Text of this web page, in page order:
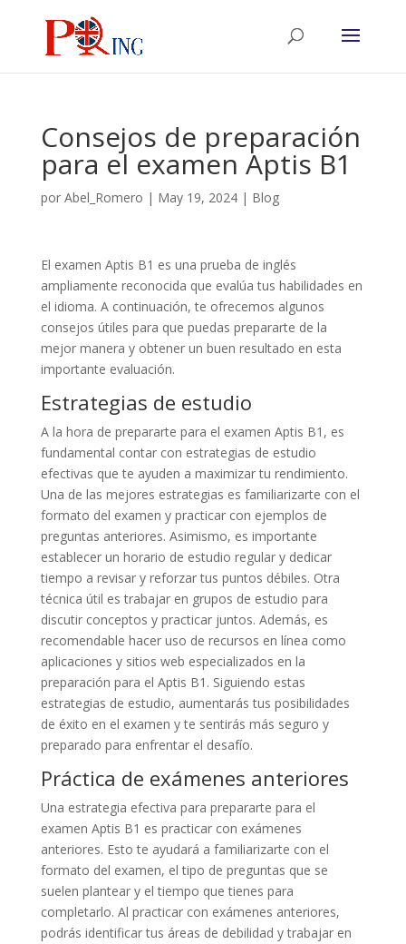
Consejos de preparación
para el examen Aptis B1
por Abel_Romero | May 19, 2024| Blog
El examen Aptis B1 es una prueba de inglés
ampliamente reconocida que evalúa tus habilidades en
el idioma. A continuación, te ofrecemos algunos
consejos útiles para que puedas prepararte de la
mejor manera y obtener un buen resultado en esta
importante evaluación.
Estrategias de estudio
A la hora de prepararte para el examen Aptis B1, es
fundamental contar con estrategias de estudio
efectivas que te ayuden a maximizar tu rendimiento.
Una de las mejores estrategias es familiarizarte con el
formato del examen y practicar con ejemplos de
preguntas anteriores. Asimismo, es importante
establecer un horario de estudio regular y dedicar
tiempo a revisar y reforzar tus puntos débiles. Otra
técnica útil es trabajar en grupos de estudio para
discutir conceptos y practicar juntos. Además, es
recomendable hacer uso de recursos en línea como
aplicaciones y sitios web especializados en la
preparación para el Aptis B1. Siguiendo estas
estrategias de estudio, aumentarás tus posibilidades
de éxito en el examen y te sentirás más seguro y
preparado para enfrentar el desafío.
Práctica de exámenes anteriores
Una estrategia efectiva para prepararte para el
examen Aptis B1 es practicar con exámenes
anteriores. Esto te ayudará a familiarizarte con el
formato del examen, el tipo de preguntas que se
suelen plantear y el tiempo que tienes para
completarlo. Al practicar con exámenes anteriores,
podrás identificar tus áreas de debilidad y trabajar en